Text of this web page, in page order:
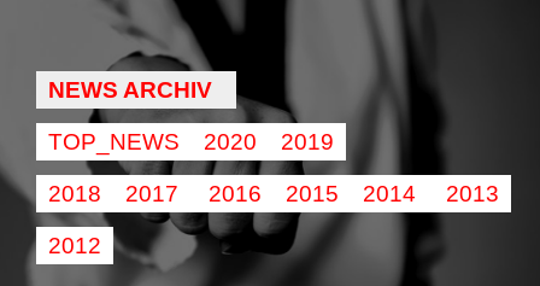
NEWS ARCHIV
TOP_NEWS 2020 2019
2018 2017 2016 2015 2014 2013
2012